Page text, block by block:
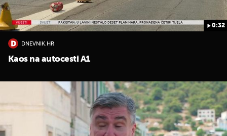
0:32
DNEVNIK.HR
Kaos na autocesti A1